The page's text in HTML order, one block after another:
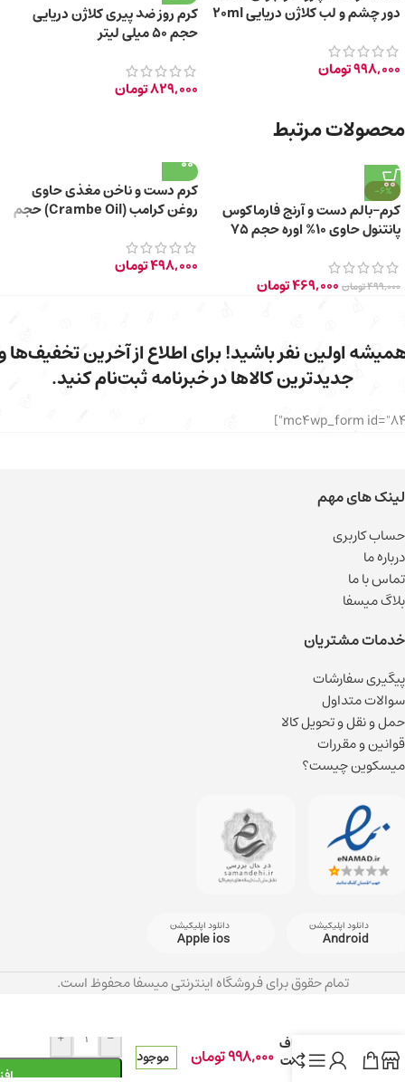
دور چشم و لب کلاژن دریایی 20ml
998,000تومان
کرم روز ضد پیری کلاژن دریایی
حجم ۵۰ میلی لیتر
829,000تومان
محصولات مرتبط
-6%
کرم-بالم دست و آرنج فارماکوس
پانتنول حاوی 10% اوره حجم 75
499,000تومان 469,000تومان
کرم دست و ناخن مغذی حاوی
روغن کرامب (Crambe Oil) حجم
498,000تومان
اولین نفر باشید! برای اطلاع از آخرین تخفیف‌ها
جدیدترین کالاها در خبرنامه ثبت‌نام کنید.
لینک های مهم
حساب کاربری
درباره ما
تماس با ما
بلاگ میسفا
خدمات مشتریان
پیگیری سفارشات
سوالات متداول
حمل و نقل و تحویل کالا
قوانین و مقررات
میسکوین چیست؟
دانلود اپلیکیشن
Android
دانلود اپلیکیشن
Apple ios
تمام حقوق برای فروشگاه اینترنتی میسفا محفوظ است.
کرم دست و
کننده و صاف
کننده پوست 998,000تومان موجود
-
+